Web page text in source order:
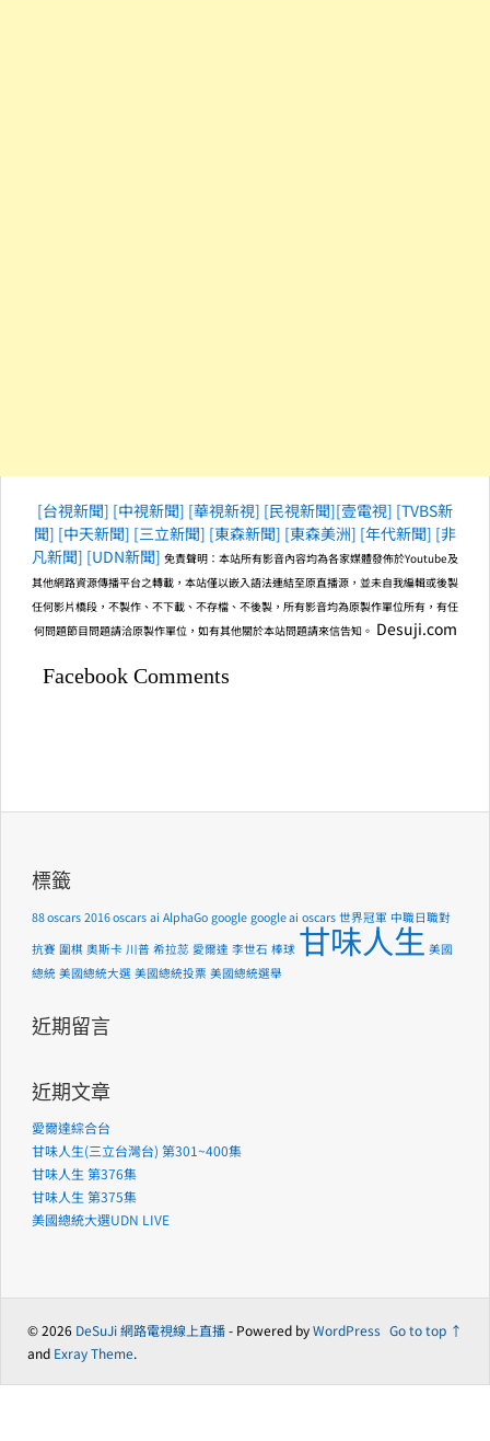
[台視新聞] [中視新聞] [華視新視] [民視新聞][壹電視] [TVBS新
聞] [中天新聞] [三立新聞] [東森新聞] [東森美洲] [年代新聞] [非
凡新聞] [UDN新聞] 免責聲明：本站所有影音內容均為各家媒體發佈於Youtube及
其他網路資源傳播平台之轉載，本站僅以嵌入語法連結至原直播源，並未自我編輯或後製
任何影片橋段，不製作、不下載、不存檔、不後製，所有影音均為原製作單位所有，有任
何問題節目問題請洽原製作單位，如有其他關於本站問題請來信告知。 Desuji.com
Facebook Comments
標籤
88 oscars 2016 oscars ai AlphaGo google google ai oscars 世界冠軍 中職日職對
抗賽 圍棋 奧斯卡 川普 希拉蕊 愛爾達 李世石 棒球 甘味人生 美國
總統 美國總統大選 美國總統投票 美國總統選舉
近期留言
近期文章
愛爾達綜合台
甘味人生(三立台灣台) 第301~400集
甘味人生 第376集
甘味人生 第375集
美國總統大選UDN LIVE
Go to top ↑
© 2026 DeSuJi 網路電視線上直播- Powered byWordPress
and Exray Theme.